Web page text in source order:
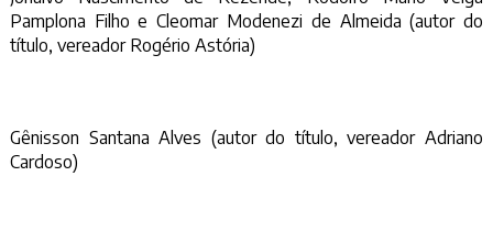
Pamplona Filho e Cleomar Modenezi de Almeida (autor do
título, vereador Rogério Astória)
Gênisson Santana Alves (autor do título, vereador Adriano
Cardoso)